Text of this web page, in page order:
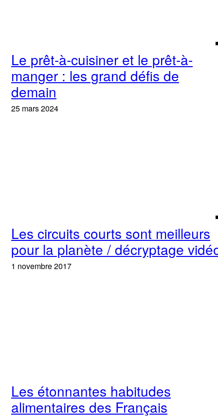
Le prêt-à-cuisiner et le prêt-à-
manger : les grand défis de
demain
25 mars 2024
Les circuits courts sont meilleurs
pour la planète / décryptage
1 novembre 2017
Les étonnantes habitudes
alimentaires des Français